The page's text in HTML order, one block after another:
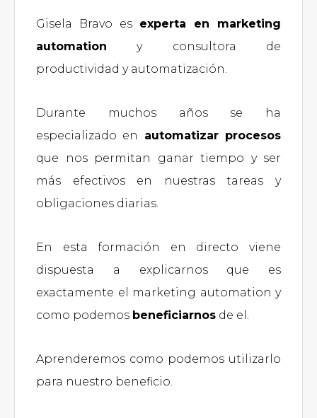
Gisela Bravo es experta en marketing
automation y consultora de
productividad y automatización.
Durante muchos años se ha
especializado en
automatizar procesos
que nos permitan ganar tiempo y ser
más efectivos en nuestras tareas y
obligaciones diarias.
En esta formación en directo viene
dispuesta a explicarnos que es
exactamente el marketing automation y
como podemos beneficiarnos de el.
Aprenderemos como podemos utilizarlo
para nuestro beneficio.